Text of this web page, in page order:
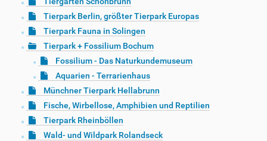
Tierpark Berlin, größter Tierpark Europas
Tierpark Fauna in Solingen
Tierpark + Fossilium Bochum
Fossilium - Das Naturkundemuseum
Aquarien - Terrarienhaus
Münchner Tierpark Hellabrunn
Fische, Wirbellose, Amphibien und Reptilien
Tierpark Rheinböllen
Wald- und Wildpark Rolandseck